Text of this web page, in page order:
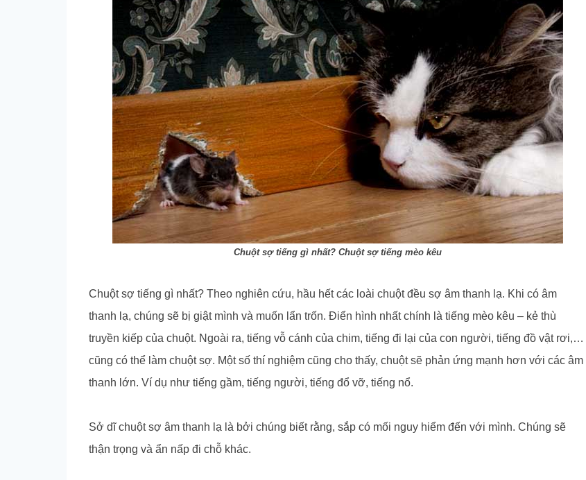
Chuột sợ tiếng gì nhất? Chuột sợ tiếng mèo kêu
Chuột sợ tiếng gì nhất? Theo nghiên cứu, hầu hết các loài chuột đều sợ âm thanh lạ. Khi có âm
thanh lạ, chúng sẽ bị giật mình và muốn lẩn trốn. Điển hình nhất chính là tiếng mèo kêu – kẻ thù
truyền kiếp của chuột. Ngoài ra, tiếng vỗ cánh của chim, tiếng đi lại của con người, tiếng đồ vật rơi,…
cũng có thể làm chuột sợ. Một số thí nghiệm cũng cho thấy, chuột sẽ phản ứng mạnh hơn với các âm
thanh lớn. Ví dụ như tiếng gầm, tiếng người, tiếng đổ vỡ, tiếng nổ.
Sở dĩ chuột sợ âm thanh lạ là bởi chúng biết rằng, sắp có mối nguy hiểm đến với mình. Chúng sẽ
thận trọng và ẩn nấp đi chỗ khác.